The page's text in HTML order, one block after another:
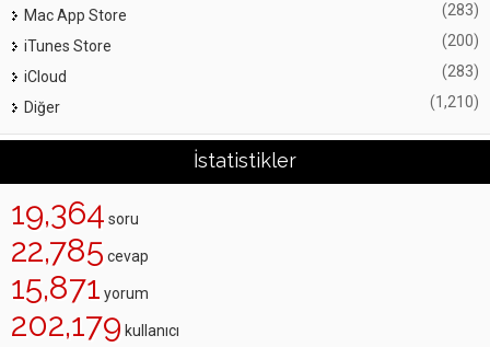
Mac App Store (283)
iTunes Store (200)
iCloud (283)
Diğer (1,210)
İstatistikler
19,364 soru
22,785 cevap
15,871 yorum
202,179 kullanıcı